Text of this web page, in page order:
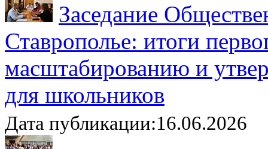
Заседание
Ставрополье: итоги
масштабированию и
для школьников
Дата публикации:16.06.2026